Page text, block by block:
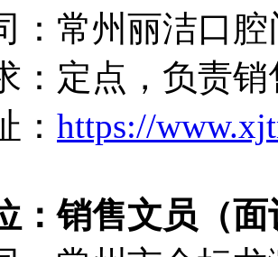
：常州丽洁口
：定点，负责销
： https://
：销售文员（面